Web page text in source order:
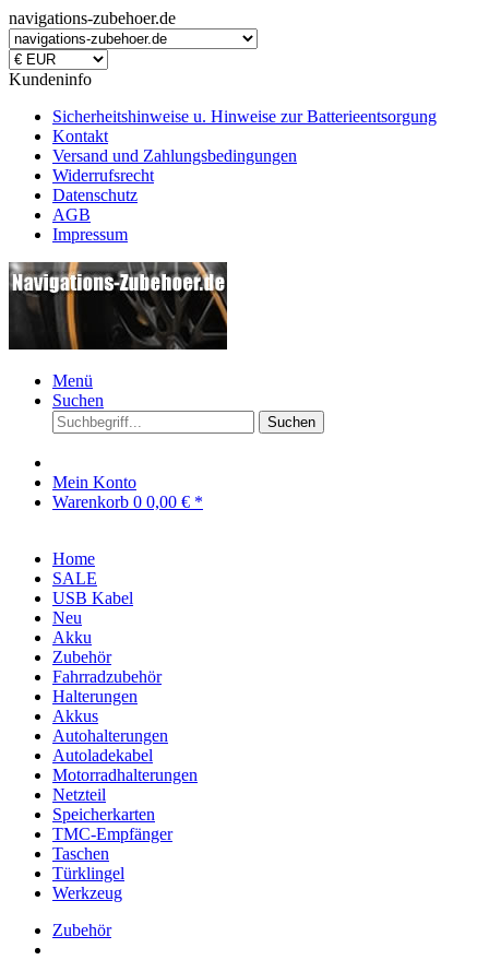
navigations-zubehoer.de
Kundeninfo
Sicherheitshinweise u. Hinweise zur Batterieentsorgung
Kontakt
Versand und Zahlungsbedingungen
Widerrufsrecht
Datenschutz
AGB
Impressum
Menü
Suchen
Suchen
Mein Konto
Warenkorb 0 0,00 € *
Home
SALE
USB Kabel
Neu
Akku
Zubehör
Fahrradzubehör
Halterungen
Akkus
Autohalterungen
Autoladekabel
Motorradhalterungen
Netzteil
Speicherkarten
TMC-Empfänger
Taschen
Türklingel
Werkzeug
Zubehör